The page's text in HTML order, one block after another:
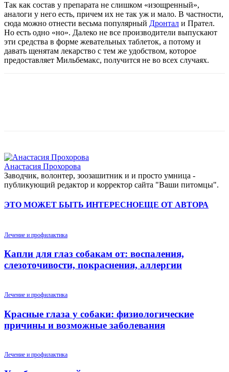
Так как состав у препарата не слишком «изощренный»,
аналоги у него есть, причем их не так уж и мало. В частности,
сюда можно отнести весьма популярный Дронтал и Прател.
Но есть одно «но». Далеко не все производители выпускают
эти средства в форме жевательных таблеток, а потому и
давать щенятам лекарство с тем же удобством, которое
предоставляет Мильбемакс, получится не во всех случаях.
Анастасия Прохорова
Заводчик, волонтер, зоозашитник и и просто умница -
публикующий редактор и корректор сайта "Ваши питомцы".
ЭТО МОЖЕТ БЫТЬ ИНТЕРЕСНОЕЩЕ ОТ АВТОРА
Лечение и профилактика
Капли для глаз собакам от: воспаления,
слезоточивости, покраснения, аллергии
Лечение и профилактика
Красные глаза у собаки: физиологические
причины и возможные заболевания
Лечение и профилактика